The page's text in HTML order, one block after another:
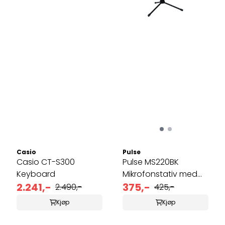
Casio
Casio CT-S300
Keyboard
2.241,- 2.490,-
Kjøp
Pulse
Pulse MS220BK
Mikrofonstativ med
enkel bom
375,- 425,-
Kjøp